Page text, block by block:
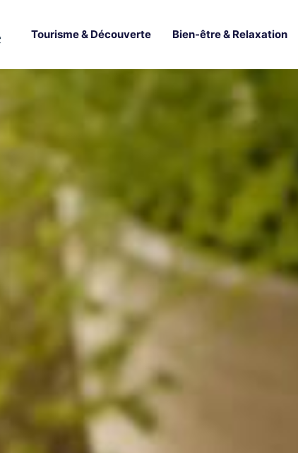
Tourisme & Découverte Bien-être & Relaxation